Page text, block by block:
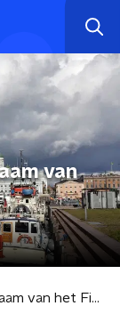
van
Wat zit er achter de bijnaam van het Finse elftal?